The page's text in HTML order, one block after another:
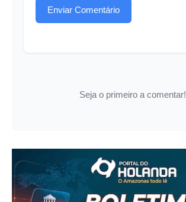
Enviar Comentário
Seja o primeiro a comentar!